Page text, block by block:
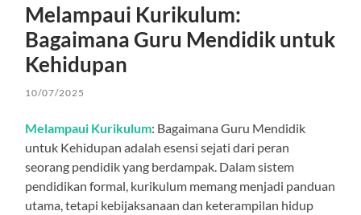
Melampaui Kurikulum:
Bagaimana Guru Mendidik untuk
Kehidupan
10/07/2025
Melampaui Kurikulum: Bagaimana Guru Mendidik
untuk Kehidupan adalah esensi sejati dari peran
seorang pendidik yang berdampak. Dalam sistem
pendidikan formal, kurikulum memang menjadi panduan
utama, tetapi kebijaksanaan dan keterampilan hidup